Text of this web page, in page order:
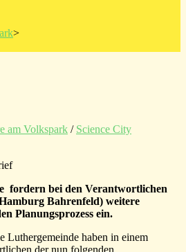
>
am Volkspark / Science City
fordern bei den Verantwortlichen
Bahrenfeld) weitere
Planungsprozess ein.
Luthergemeinde haben in einem
der nun folgenden